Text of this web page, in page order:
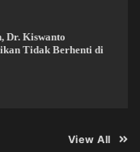
Dr. Kiswanto
Tidak Berhenti di
View All